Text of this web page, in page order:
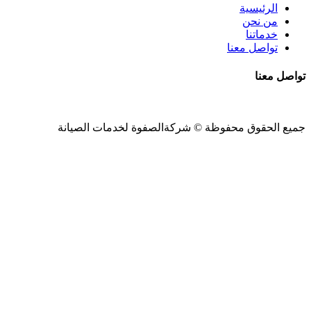
الرئيسية
من نحن
خدماتنا
تواصل معنا
تواصل معنا
جميع الحقوق محفوظة © شركةالصفوة لخدمات الصيانة